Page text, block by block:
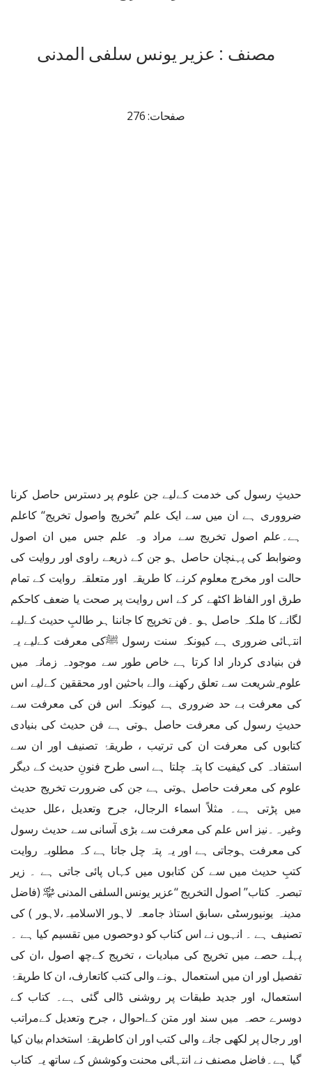
مصنف : عزیر یونس سلفی المدنی
صفحات: 276
حدیثِ رسول کی خدمت کےلیے جن علوم پر دسترس حاصل کرنا
ضرووری ہے ان میں سے ایک علم ’’تخریج واصول تخریج‘‘ کاعلم
ہے۔علم اصول تخریج سے مراد وہ علم جس میں ان اصول
وضوابط کی پہنچان حاصل ہو جن کے ذریعے راوی اور روایت کی
حالت اور مخرج معلوم کرنے کا طریقہ اور متعلقہ روایت کے تمام
طرق اور الفاظ اکٹھے کر کے اس روایت پر صحت یا ضعف کاحکم
لگانے کا ملکہ حاصل ہو ۔فن تخریج کا جاننا ہر طالبِ حدیث کےلیے
انتہائی ضروری ہے کیونکہ سنت رسول ﷺکی معرفت کےلیے یہ
فن بنیادی کردار ادا کرتا ہے خاص طور سے موجودہ زمانہ میں
علوم ِشریعت سے تعلق رکھنے والے باحثین اور محققین کےلیے اس
کی معرفت بے حد ضروری ہے کیونکہ اس فن کی معرفت سے
حدیثِ رسول کی معرفت حاصل ہوتی ہے فن حدیث کی بنیادی
کتابوں کی معرفت ان کی ترتیب ، طریقۂ تصنیف اور ان سے
استفادہ کی کیفیت کا پتہ چلتا ہے اسی طرح فنونِ حدیث کے دیگر
علوم کی معرفت حاصل ہوتی ہے جن کی ضرورت تخریج حدیث
میں پڑتی ہے۔ مثلاً اسماء الرجال، جرح وتعدیل ،علل حدیث
وغیرہ۔نیز اس علم کی معرفت سے بڑی آسانی سے حدیث رسول
کی معرفت ہوجاتی ہے اور یہ پتہ چل جاتا ہے کہ مطلوبہ روایت
کتبِ حدیث میں سے کن کتابوں میں کہاں پائی جاتی ہے ۔ زیر
تبصرہ کتاب’’ اصول التخریج ‘‘عزیر یونس السلفی المدنی ﷾ (فاضل
مدینہ یونیورسٹی ،سابق استاذ جامعہ لاہور الاسلامیہ،لاہور ) کی
تصنیف ہے ۔ انہوں نے اس کتاب کو دوحصوں میں تقسیم کیا ہے ۔
پہلے حصے میں تخریج کی مبادیات ، تخریج کےچھ اصول ،ان کی
تفصیل اور ان میں استعمال ہونے والی کتب کاتعارف، ان کا طریقۂ
استعمال، اور جدید طبقات پر روشنی ڈالی گئی ہے۔ کتاب کے
دوسرے حصہ میں سند اور متن کےاحوال ، جرح وتعدیل کےمراتب
اور رجال پر لکھی جانے والی کتب اور ان کاطریقۂ استخدام بیان کیا
گیا ہے۔فاضل مصنف نے انتہائی محنت وکوشش کے ساتھ یہ کتاب